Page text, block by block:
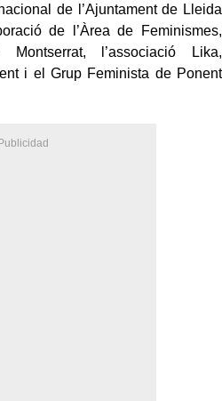
de l’Ajuntament de Lleida
de l’Àrea de Feminismes,
Montserrat, l’associació Lika,
i el Grup Feminista de Ponent